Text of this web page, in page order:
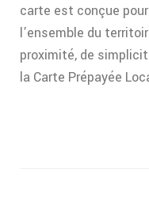
carte est conçue
l’ensemble du
proximité, de
la Carte Prépayée